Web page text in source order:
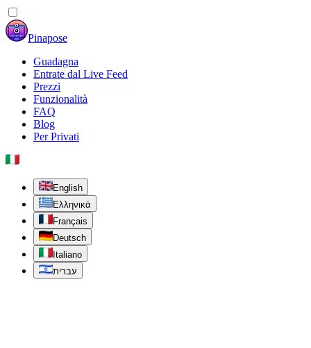
Pinapose
Guadagna
Entrate dal Live Feed
Prezzi
Funzionalità
FAQ
Blog
Per Privati
English
Ελληνικά
Français
Deutsch
Italiano
עברית